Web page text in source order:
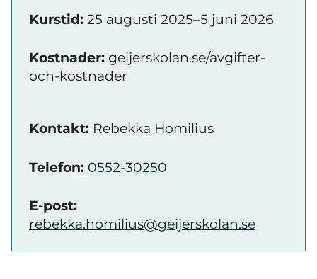
Kurstid: 25 augusti 2025–5 juni 2026
Kostnader: geijerskolan.se/avgifter-
och-kostnader
Kontakt: Rebekka Homilius
Telefon: 0552-30250
E-post:
rebekka.homilius@geijerskolan.se